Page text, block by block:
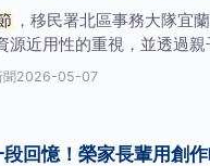
，移民署北區事務大隊宜
源近用性的重視，並透過
民署北區事務
2026-05-07
回憶！榮家長輩用創